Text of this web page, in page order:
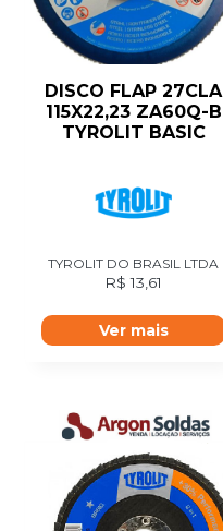
DISCO FLAP 27CLA
115X22,23 ZA60Q-B
TYROLIT BASIC
TYROLIT DO BRASIL LTDA
R$ 13,61
Ver mais